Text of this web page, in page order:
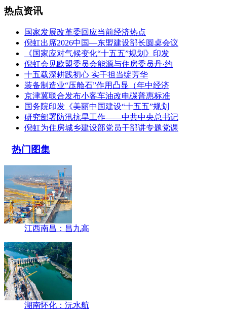
热点资讯
国家发展改革委回应当前经济热点
倪虹出席2026中国—东盟建设部长圆桌会议
《国家应对气候变化“十五五”规划》印发
倪虹会见欧盟委员会能源与住房委员丹·约
十五载深耕践初心 实干担当绽芳华
装备制造业“压舱石”作用凸显（年中经济
京津冀联合发布小客车油改电碳普惠标准
国务院印发《美丽中国建设“十五五”规划
研究部署防汛抗旱工作——中共中央总书记
倪虹为住房城乡建设部党员干部讲专题党课
热门图集
江西南昌：昌九高
湖南怀化：沅水航